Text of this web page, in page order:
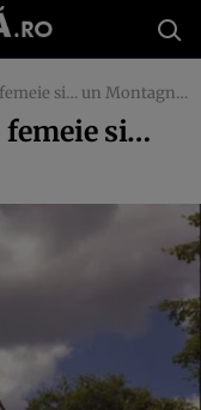
si… un Montagne-russe
femeie si…